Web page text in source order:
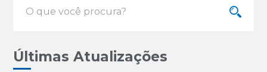
Últimas Atualizações